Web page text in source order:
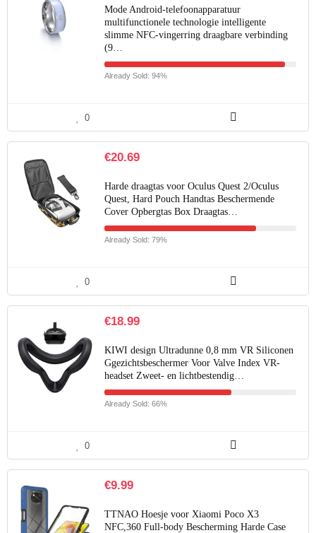
Mode Android-telefoonapparatuur
multifunctionele technologie intelligente
slimme NFC-vingerring draagbare verbinding
(9…
Already Sold: 94%
0
€20.69
Harde draagtas voor Oculus Quest 2/Oculus
Quest, Hard Pouch Handtas Beschermende
Cover Opbergtas Box Draagtas…
Already Sold: 79%
0
€18.99
KIWI design Ultradunne 0,8 mm VR Siliconen
Ggezichtsbeschermer Voor Valve Index VR-
headset Zweet- en lichtbestendig…
Already Sold: 66%
0
€9.99
TTNAO Hoesje voor Xiaomi Poco X3
NFC,360 Full-body Bescherming Harde Case